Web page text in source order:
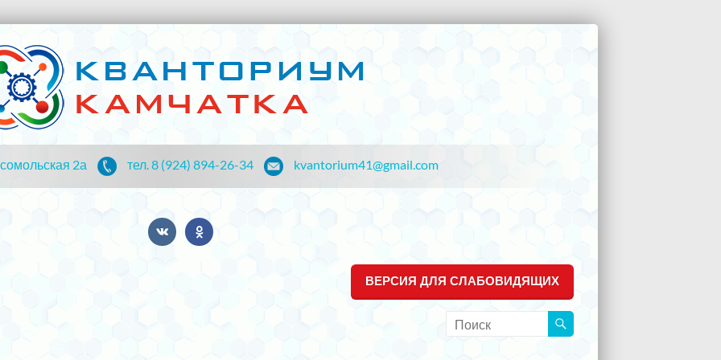
2а тел. 8 (924) 894-26-34 kvantorium41@gmail.com
ВЕРСИЯ ДЛЯ СЛАБОВИДЯЩИХ